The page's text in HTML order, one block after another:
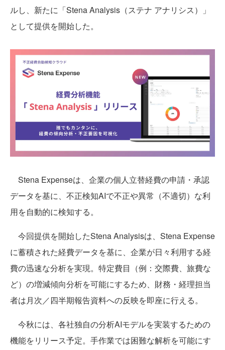
ルし、新たに「Stena Analysis（ステナ アナリシス）」
として提供を開始した。
Stena Expenseは、企業の個人立替経費の申請・承認
データを基に、不正検知AIで不正や異常（不適切）な利
用を自動的に検知する。
今回提供を開始したStena Analysisは、Stena Expense
に蓄積された経費データを基に、企業が日々利用する経
費の迅速な分析を実現。特定費目（例：交際費、旅費な
ど）の増減傾向分析を可能にするため、財務・経理担当
者は月次／四半期報告資料への反映を即座に行える。
今秋には、各社独自の分析AIモデルを実装するための
機能をリリース予定。手作業では困難な解析を可能にす